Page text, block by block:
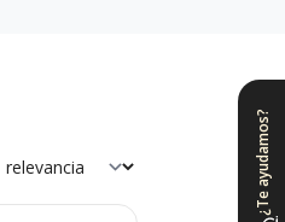
¿Te ayudamos?